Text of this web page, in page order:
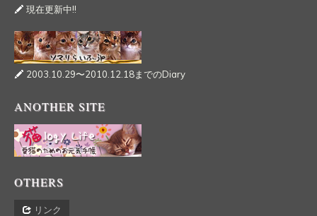
現在更新中!!
2003.10.29〜2010.12.18までのDiary
ANOTHER SITE
OTHERS
リンク